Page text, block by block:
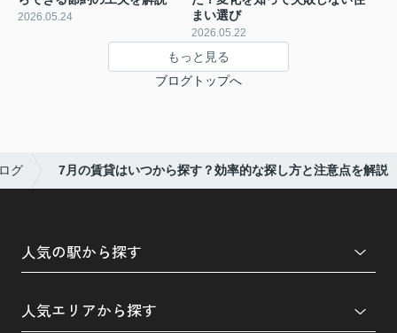
2026.05.24
まい選び
2026.05.22
もっと見る
ブログトップへ
グ 7月の賃貸はいつから探す？効率的な探し方と注意点を解説
人気の駅から探す
人気エリアから探す